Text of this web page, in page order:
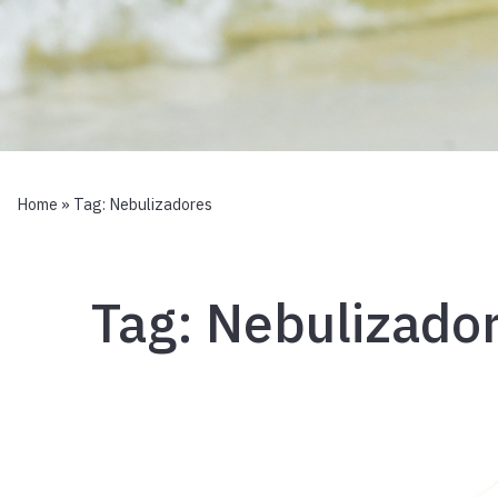
Home » Tag: Nebulizadores
Tag: